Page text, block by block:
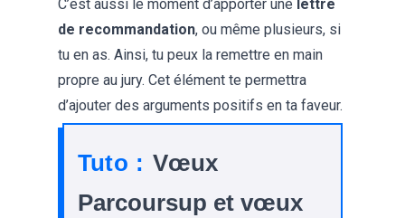
C’est aussi le moment d’apporter une lettre
de recommandation, ou même plusieurs, si
tu en as. Ainsi, tu peux la remettre en main
propre au jury. Cet élément te permettra
d’ajouter des arguments positifs en ta faveur.
Tuto : Vœux
Parcoursup et vœux